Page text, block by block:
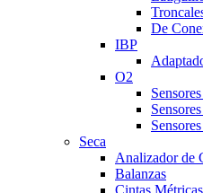
De
IBP
O2
Seca
Analizador de
Balanzas
Cintas Métricas